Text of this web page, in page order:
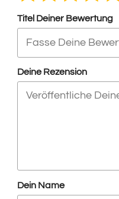
Titel Deiner Bewertung
Deine Rezension
Dein Name